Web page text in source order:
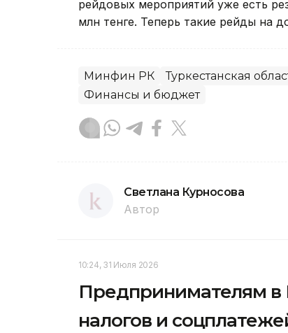
рейдовых мероприятий уже есть
млн тенге. Теперь такие рейды на
Минфин РК Туркестанская
Финансы и бюджет
Светлана Курносова
Автор
10:24, 31 Июля 2026
Предпринимателям в
налогов и